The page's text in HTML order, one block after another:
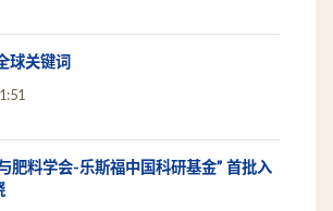
球关键词
肥料学会-乐斯福中国科研基金” 首批入